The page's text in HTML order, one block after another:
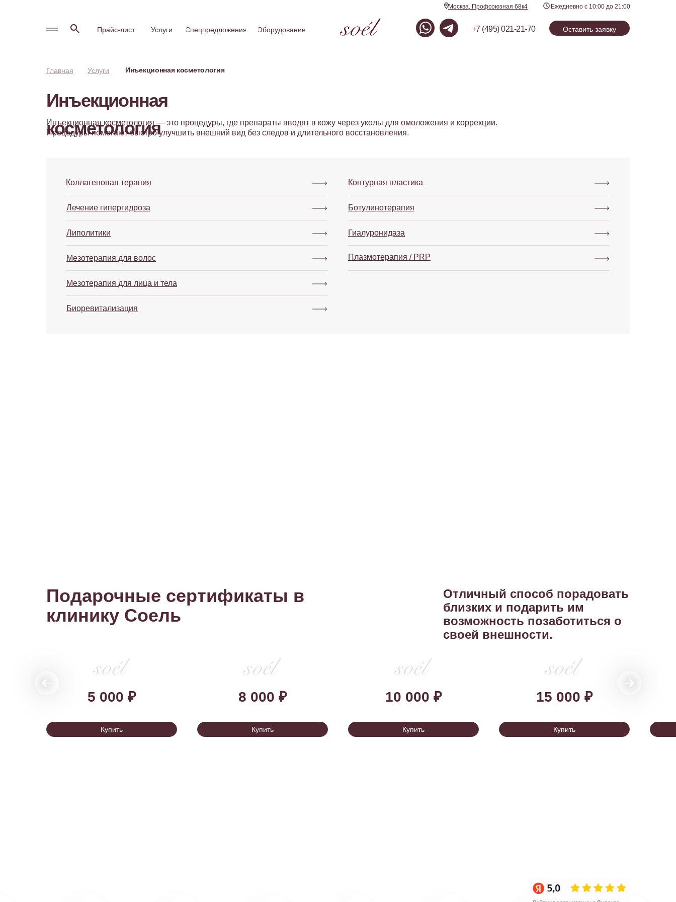
Оставить заявку
Оборудование
Спецпредложения
Услуги
Прайс-лист +7 (495) 021-21-70
Москва, Профсоюзная 68к4 Ежедневно с 10:00 до 21:00
Услуги Инъекционная косметология
Главная
Инъекционная
косметология
Инъекционная косметология — это процедуры, где препараты вводят в кожу через уколы для омоложения и коррекции.
Процедуры помогают быстро улучшить внешний вид без следов и длительного восстановления.
Коллагеновая терапия
Лечение гипергидроза
Липолитики
Мезотерапия для волос
Мезотерапия для лица и тела
Биоревитализация
Плазмотерапия / PRP
Гиалуронидаза
Ботулинотерапия
Контурная пластика
Отличный способ порадовать
близких и подарить им
возможность позаботиться о
своей внешности.
Подарочные сертификаты в
клинику Соель
Купить
10 000 ₽
Купить
5 000 ₽
Купить
8 000 ₽
Купить
15 000 ₽